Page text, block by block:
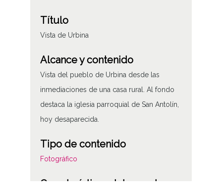
Título
Vista de Urbina
Alcance y contenido
Vista del pueblo de Urbina desde las
inmediaciones de una casa rural. Al fondo
destaca la iglesia parroquial de San Antolín,
hoy desaparecida.
Tipo de contenido
Fotográfico
Características del soporte